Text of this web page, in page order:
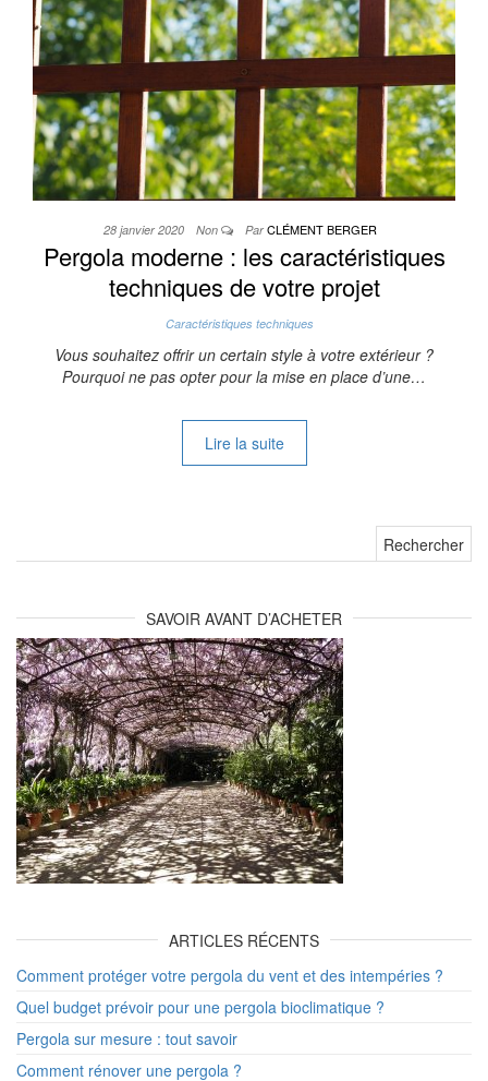
28 janvier 2020 Non Par CLÉMENT BERGER
Pergola moderne : les caractéristiques
techniques de votre projet
Caractéristiques techniques
Vous souhaitez offrir un certain style à votre extérieur ?
Pourquoi ne pas opter pour la mise en place d’une…
Lire la suite
SAVOIR AVANT D’ACHETER
ARTICLES RÉCENTS
Comment protéger votre pergola du vent et des intempéries ?
Quel budget prévoir pour une pergola bioclimatique ?
Pergola sur mesure : tout savoir
Comment rénover une pergola ?